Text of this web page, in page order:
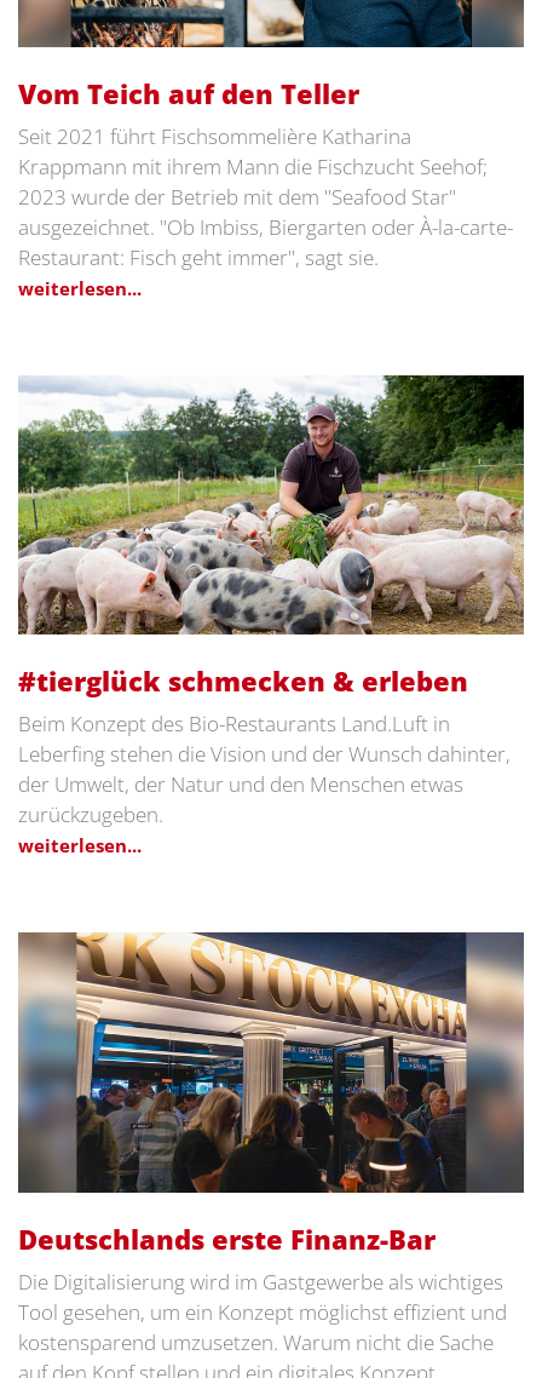
Vom Teich auf den Teller
Seit 2021 führt Fischsommelière Katharina
Krappmann mit ihrem Mann die Fischzucht Seehof;
2023 wurde der Betrieb mit dem "Seafood Star"
ausgezeichnet. "Ob Imbiss, Biergarten oder À-la-carte-
Restaurant: Fisch geht immer", sagt sie.
weiterlesen...
#tierglück schmecken & erleben
Beim Konzept des Bio-Restaurants Land.Luft in
Leberfing stehen die Vision und der Wunsch dahinter,
der Umwelt, der Natur und den Menschen etwas
zurückzugeben.
weiterlesen...
Deutschlands erste Finanz-Bar
Die Digitalisierung wird im Gastgewerbe als wichtiges
Tool gesehen, um ein Konzept möglichst effizient und
kostensparend umzusetzen. Warum nicht die Sache
auf den Kopf stellen und ein digitales Konzept